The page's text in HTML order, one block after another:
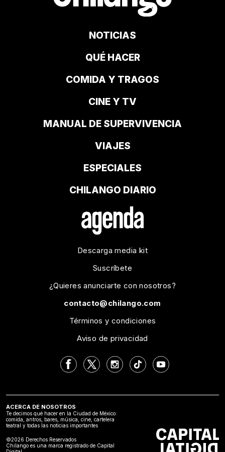
NOTICIAS
QUÉ HACER
COMIDA Y TRAGOS
CINE Y TV
MANUAL DE SUPERVIVENCIA
VIAJES
ESPECIALES
CHILANGO DIARIO
Descarga media kit
Suscríbete
¿Quieres anunciarte con nosotros?
contacto@chilango.com
Términos y condiciones
Aviso de privacidad
ACERCA DE NOSOTROS
Te decimos qué hacer en la Ciudad de México:
comida, antros, bares, música, cine, cartelera
teatral y todas las noticias importantes
©2026 Derechos Reservados
Chilango es una marca registrado de Capital